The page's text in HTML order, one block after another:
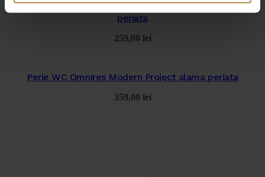
Suport hartie igienica Omnires Modern Project alama
periata
259,00 lei
Perie WC Omnires Modern Project alama periata
359,00 lei